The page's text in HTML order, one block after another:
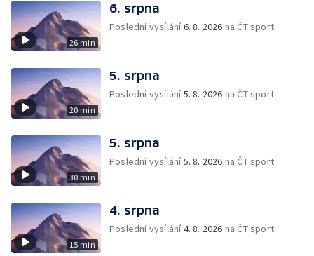
26 min
6. srpna
Poslední vysílání6. 8. 2026 na ČT sport
20 min
5. srpna
Poslední vysílání5. 8. 2026 na ČT sport
30 min
5. srpna
Poslední vysílání5. 8. 2026 na ČT sport
15 min
4. srpna
Poslední vysílání4. 8. 2026 na ČT sport